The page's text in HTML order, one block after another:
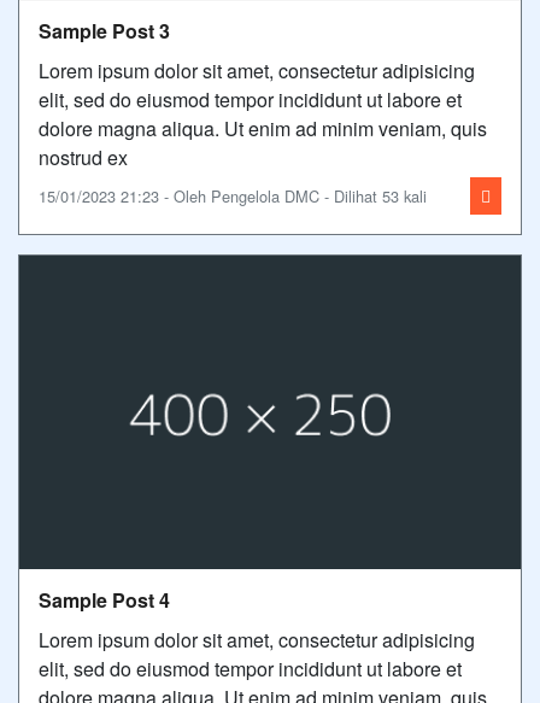
Sample Post 3
Lorem ipsum dolor sit amet, consectetur adipisicing
elit, sed do eiusmod tempor incididunt ut labore et
dolore magna aliqua. Ut enim ad minim veniam, quis
nostrud ex
15/01/2023 21:23 - Oleh Pengelola DMC - Dilihat 53 kali
Sample Post 4
Lorem ipsum dolor sit amet, consectetur adipisicing
elit, sed do eiusmod tempor incididunt ut labore et